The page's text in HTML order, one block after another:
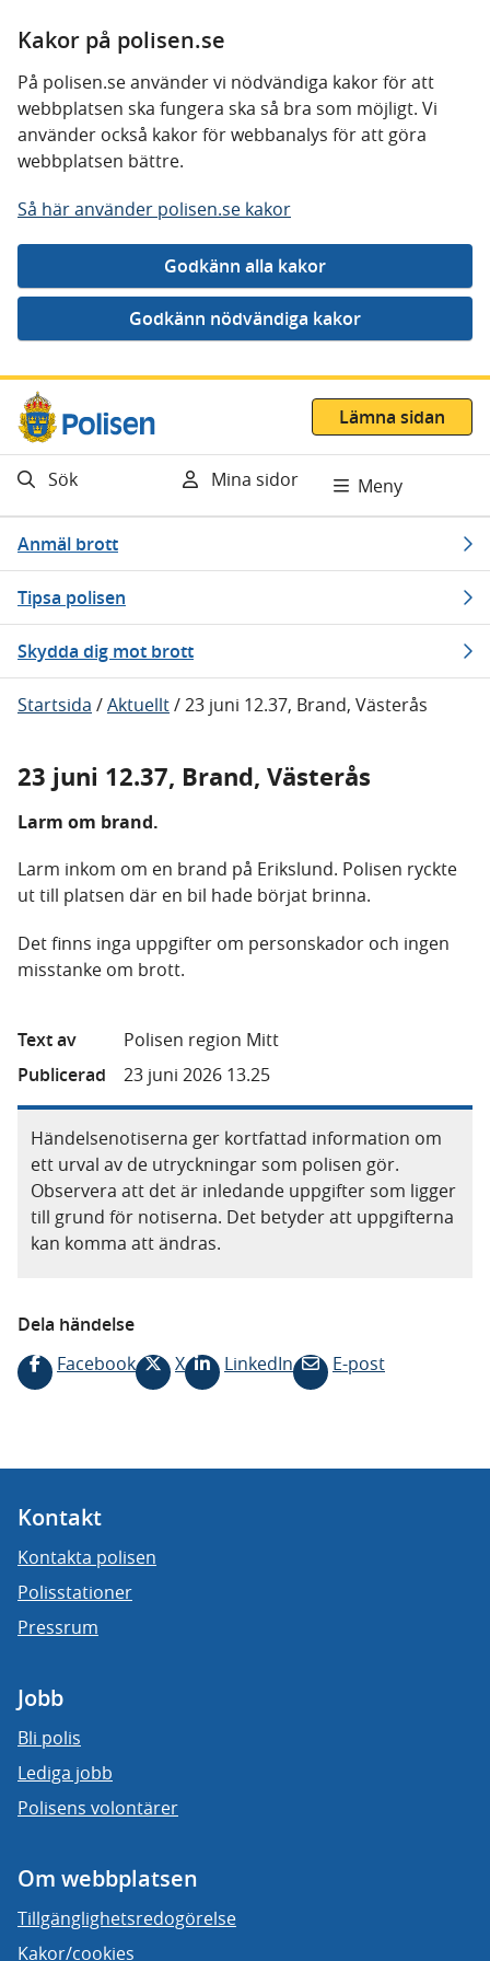
Kakor på polisen.se
På polisen.se använder vi nödvändiga kakor för att
webbplatsen ska fungera ska så bra som möjligt. Vi
använder också kakor för webbanalys för att göra
webbplatsen bättre.
Så här använder polisen.se kakor
Gå direkt till innehåll
Lämna sidan
Sök Mina sidor Meny
Anmäl brott
Tipsa polisen
Skydda dig mot brott
Startsida /Aktuellt/23 juni 12.37, Brand, Västerås
23 juni 12.37, Brand, Västerås
Larm om brand.
Larm inkom om en brand på Erikslund. Polisen ryckte
ut till platsen där en bil hade börjat brinna.
Det finns inga uppgifter om personskador och ingen
misstanke om brott.
Text av
Polisen region Mitt
Publicerad
23 juni 2026 13.25
Händelsenotiserna ger kortfattad information om
ett urval av de utryckningar som polisen gör.
Observera att det är inledande uppgifter som ligger
till grund för notiserna. Det betyder att uppgifterna
kan komma att ändras.
Dela händelse
Facebook
X LinkedIn E-post
Kontakt
Kontakta polisen
Polisstationer
Pressrum
Jobb
Bli polis
Lediga jobb
Polisens volontärer
Om webbplatsen
Tillgänglighetsredogörelse
Kakor/cookies